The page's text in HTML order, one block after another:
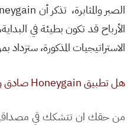
الصبر والمثابرة، تذكر أن
الأرباح قد تكون بطيئة في
الاستراتيجيات المذكورة، ستزداد
هل تطبيق Honeygain صادق وآمن؟
من حقك ان تتشكك قي